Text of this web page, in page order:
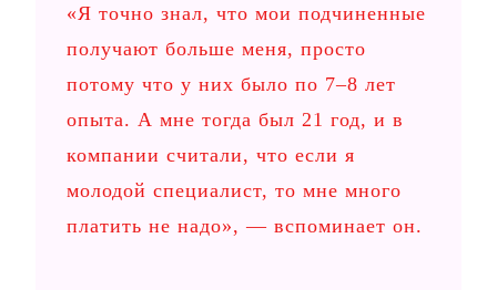
«Я точно знал, что мои подчиненные
получают больше меня, просто
потому что у них было по 7–8 лет
опыта. А мне тогда был 21 год, и в
компании считали, что если я
молодой специалист, то мне много
платить не надо», — вспоминает он.